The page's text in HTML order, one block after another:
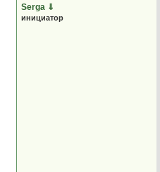
Serga ⇓
инициатор